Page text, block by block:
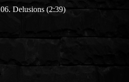
06. Delusions (2:39)